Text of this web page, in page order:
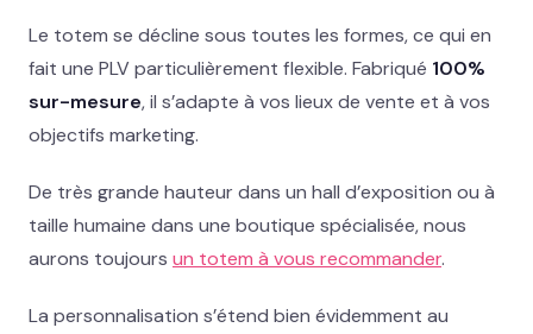
Le totem se décline sous toutes les formes, ce qui en
fait une PLV particulièrement flexible. Fabriqué 100%
sur-mesure, il s’adapte à vos lieux de vente et à vos
objectifs marketing.
De très grande hauteur dans un hall d’exposition ou à
taille humaine dans une boutique spécialisée, nous
aurons toujours un totem à vous recommander.
La personnalisation s’étend bien évidemment au